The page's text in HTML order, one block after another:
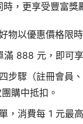
，更享受豐富獎
物以優惠價格限
滿 888 元，即可
步驟（註冊會員
購中抵扣。
，消費每 1 元最